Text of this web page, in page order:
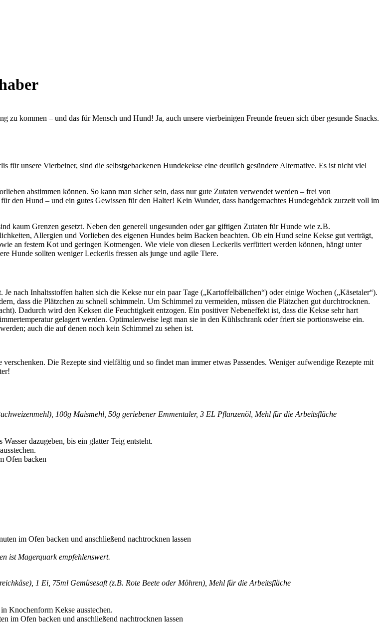
kommen – und das für Mensch und Hund! Ja, auch unsere vierbeinigen Freunde freuen sich über gesunde Snacks.
für unsere Vierbeiner, sind die selbstgebackenen Hundekekse eine deutlich gesündere Alternative. Es ist nicht viel
abstimmen können. So kann man sicher sein, dass nur gute Zutaten verwendet werden – frei von
den Hund – und ein gutes Gewissen für den Halter! Kein Wunder, dass handgemachtes Hundegebäck zurzeit voll im
kaum Grenzen gesetzt. Neben den generell ungesunden oder gar giftigen Zutaten für Hunde wie z.B.
Allergien und Vorlieben des eigenen Hundes beim Backen beachten. Ob ein Hund seine Kekse gut verträgt,
an festem Kot und geringen Kotmengen. Wie viele von diesen Leckerlis verfüttert werden können, hängt unter
Hunde sollten weniger Leckerlis fressen als junge und agile Tiere.
nach Inhaltsstoffen halten sich die Kekse nur ein paar Tage („Kartoffelbällchen“) oder einige Wochen („Käsetaler“).
dass die Plätzchen zu schnell schimmeln. Um Schimmel zu vermeiden, müssen die Plätzchen gut durchtrocknen.
Dadurch wird den Keksen die Feuchtigkeit entzogen. Ein positiver Nebeneffekt ist, dass die Kekse sehr hart
gelagert werden. Optimalerweise legt man sie in den Kühlschrank oder friert sie portionsweise ein.
auch die auf denen noch kein Schimmel zu sehen ist.
Die Rezepte sind vielfältig und so findet man immer etwas Passendes. Weniger aufwendige Rezepte mit
100g Maismehl, 50g geriebener Emmentaler, 3 EL Pflanzenöl, Mehl für die Arbeitsfläche
dazugeben, bis ein glatter Teig entsteht.
Ofen backen
im Ofen backen und anschließend nachtrocknen lassen
ist Magerquark empfehlenswert.
1 Ei, 75ml Gemüsesaft (z.B. Rote Beete oder Möhren), Mehl für die Arbeitsfläche
Knochenform Kekse ausstechen.
im Ofen backen und anschließend nachtrocknen lassen